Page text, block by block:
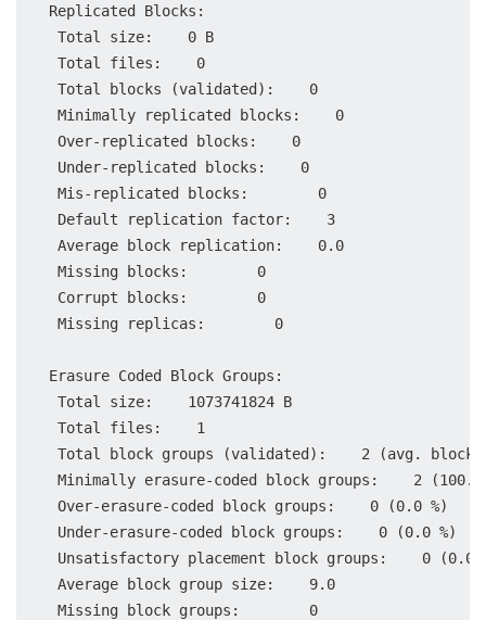
Replicated Blocks:
Total size:    0 B
Total files:    0
Total blocks (validated):    0
Minimally replicated blocks:    0
Over-replicated blocks:    0
Under-replicated blocks:    0
Mis-replicated blocks:        0
Default replication factor:    3
Average block replication:    0.0
Missing blocks:        0
Corrupt blocks:        0
Missing replicas:        0
Erasure Coded Block Groups:
Total size:    1073741824 B
Total files:    1
Total block groups (validated):    2 (avg. block
Minimally erasure-coded block groups:    2 (100.0
Over-erasure-coded block groups:    0 (0.0 %)
Under-erasure-coded block groups:    0 (0.0 %)
Unsatisfactory placement block groups:    0 (0.0
Average block group size:    9.0
Missing block groups:        0